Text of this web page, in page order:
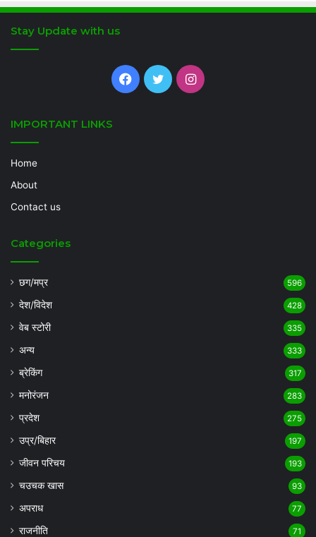
Stay Update with us
Facebook
TwitterInstagram
IMPORTANT LINKS
Home
About
Contact us
Categories
छग/मप्र 596
देश/विदेश 428
वेब स्टोरी 335
अन्य 333
ब्रेकिंग 317
मनोरंजन 283
प्रदेश 275
उप्र/बिहार 197
जीवन परिचय 193
चउचक खास 93
अपराध 77
राजनीति 71